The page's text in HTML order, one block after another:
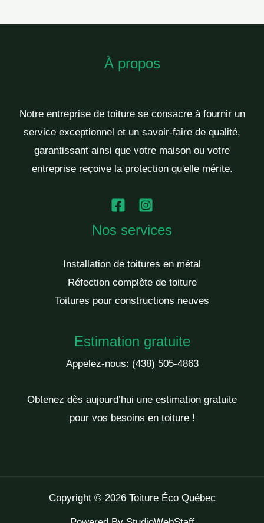
À propos
Notre entreprise de toiture se consacre à fournir un
service exceptionnel et un savoir-faire de qualité,
garantissant ainsi que votre maison ou votre
entreprise reçoive la protection qu'elle mérite.
Nos services
Installation de toitures en métal
Réfection complète de toiture
Toitures pour constructions neuves
Estimation gratuite
Appelez-nous: (438) 505-4863
Obtenez dès aujourd’hui une estimation gratuite
pour vos besoins en toiture !
Copyright © 2026 Toiture Éco Québec